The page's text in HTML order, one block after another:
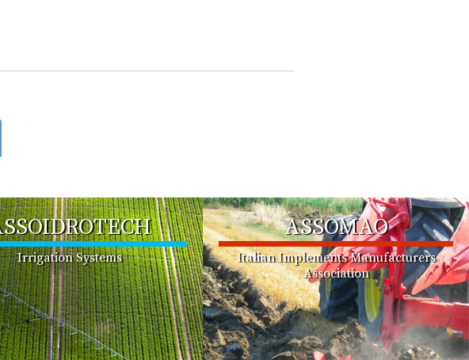
Irrigation Systems
ASSOMAO
Italian Implements Manufacturers
Association